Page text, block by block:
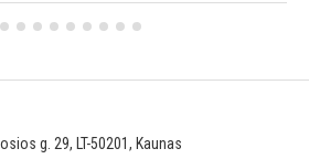
g. 29, LT-50201, Kaunas